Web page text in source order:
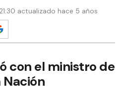
actualizado hace 5 años
con el ministro de
Nación